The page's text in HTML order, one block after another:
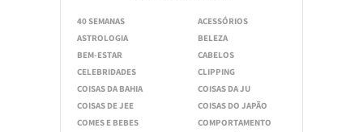
40 SEMANAS
ACESSÓRIOS
ASTROLOGIA
BELEZA
BEM-ESTAR
CABELOS
CELEBRIDADES
CLIPPING
COISAS DA BAHIA
COISAS DA JU
COISAS DE JEE
COISAS DO JAPÃO
COMES E BEBES
COMPORTAMENTO